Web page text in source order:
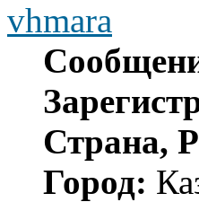
vhmara
Страна,
Город: